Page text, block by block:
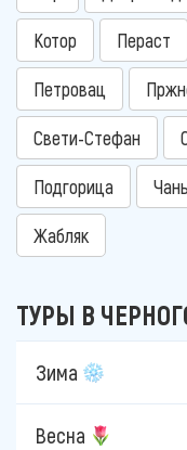
Котор Пераст
Петровац
Свети-Стефан
Подгорица Чань
Жабляк
ТУРЫ В
Зима
Весна